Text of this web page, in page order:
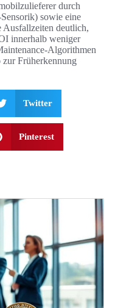
durch
sowie eine
Ausfallzeiten deutlich,
innerhalb weniger
Früherkennung
Twitter
Pinterest